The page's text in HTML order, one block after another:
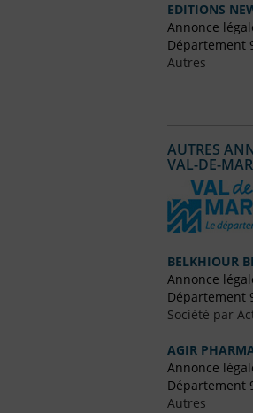
EDITIONS
Annonce
Département
Autres
AUTRES
VAL-DE-
BELKHIOUR
Annonce
Département
Société par
AGIR
Annonce
Département
Autres